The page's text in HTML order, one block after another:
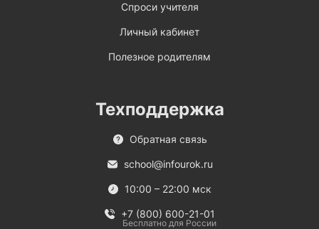
Спроси учителя
Личный кабинет
Полезное родителям
Техподдержка
Обратная связь
school@infourok.ru
10:00 – 22:00 мск
+7 (800) 600-21-01
Бесплатно для России